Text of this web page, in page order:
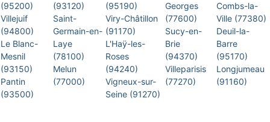
(95200)
Villejuif
(94800)
Le Blanc-
Mesnil
(93150)
Pantin
(93500)
(93120)
Saint-
Germain-en-
Laye
(78100)
Melun
(77000)
(95190)
Viry-Châtillon
(91170)
L'Haÿ-les-
Roses
(94240)
Vigneux-sur-
Seine (91270)
Georges
(77600)
Sucy-en-
Brie
(94370)
Villeparisis
(77270)
Combs-la-
Ville (77380)
Deuil-la-
Barre
(95170)
Longjumeau
(91160)